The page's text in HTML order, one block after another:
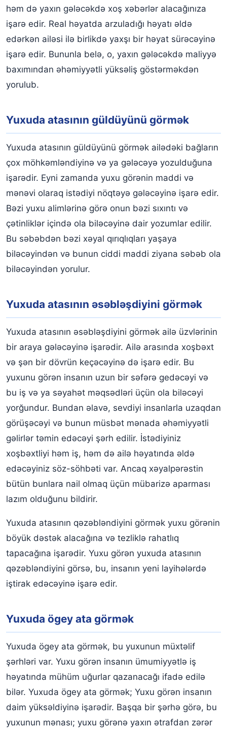
həm də yaxın gələcəkdə xoş xəbərlər alacağınıza
işarə edir. Real həyatda arzuladığı həyatı əldə
edərkən ailəsi ilə birlikdə yaxşı bir həyat sürəcəyinə
işarə edir. Bununla belə, o, yaxın gələcəkdə maliyyə
baxımından əhəmiyyətli yüksəliş göstərməkdən
yorulub.
Yuxuda atasının güldüyünü görmək
Yuxuda atasının güldüyünü görmək ailədəki bağların
çox möhkəmləndiyinə və ya gələcəyə yozulduğuna
işarədir. Eyni zamanda yuxu görənin maddi və
mənəvi olaraq istədiyi nöqtəyə gələcəyinə işarə edir.
Bəzi yuxu alimlərinə görə onun bəzi sıxıntı və
çətinliklər içində ola biləcəyinə dair yozumlar edilir.
Bu səbəbdən bəzi xəyal qırıqlıqları yaşaya
biləcəyindən və bunun ciddi maddi ziyana səbəb ola
biləcəyindən yorulur.
Yuxuda atasının əsəbləşdiyini görmək
Yuxuda atasının əsəbləşdiyini görmək ailə üzvlərinin
bir araya gələcəyinə işarədir. Ailə arasında xoşbəxt
və şən bir dövrün keçəcəyinə də işarə edir. Bu
yuxunu görən insanın uzun bir səfərə gedəcəyi və
bu iş və ya səyahət məqsədləri üçün ola biləcəyi
yorğundur. Bundan əlavə, sevdiyi insanlarla uzaqdan
görüşəcəyi və bunun müsbət mənada əhəmiyyətli
gəlirlər təmin edəcəyi şərh edilir. İstədiyiniz
xoşbəxtliyi həm iş, həm də ailə həyatında əldə
edəcəyiniz söz-söhbəti var. Ancaq xəyalpərəstin
bütün bunlara nail olmaq üçün mübarizə aparması
lazım olduğunu bildirir.
Yuxuda atasının qəzəbləndiyini görmək yuxu görənin
böyük dəstək alacağına və tezliklə rahatlıq
tapacağına işarədir. Yuxu görən yuxuda atasının
qəzəbləndiyini görsə, bu, insanın yeni layihələrdə
iştirak edəcəyinə işarə edir.
Yuxuda ögey ata görmək
Yuxuda ögey ata görmək, bu yuxunun müxtəlif
şərhləri var. Yuxu görən insanın ümumiyyətlə iş
həyatında mühüm uğurlar qazanacağı ifadə edilə
bilər. Yuxuda ögey ata görmək; Yuxu görən insanın
daim yüksəldiyinə işarədir. Başqa bir şərhə görə, bu
yuxunun mənası; yuxu görənə yaxın ətrafdan zərər